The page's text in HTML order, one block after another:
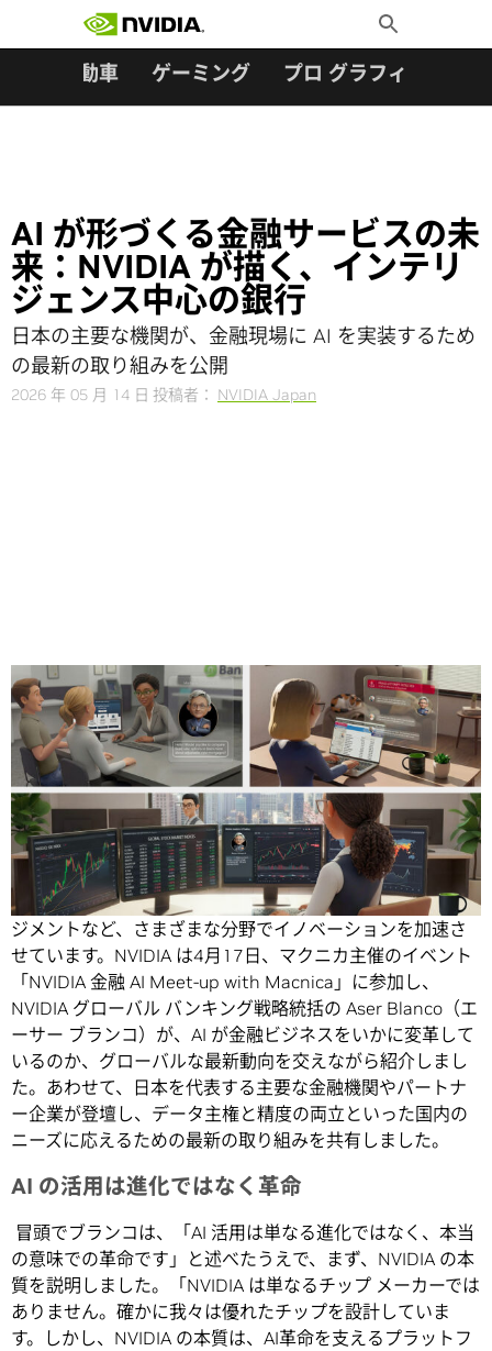
Toggle
Search
自動車 ゲーミング プロ グラフィックス
AI が形づくる金融サービスの未
来：NVIDIA が描く、インテリ
ジェンス中心の銀行
日本の主要な機関が、金融現場に AI を実装するため
の最新の取り組みを公開
2026 年 05 月 14 日 投稿者： NVIDIA Japan
Share
生成 AI は金融サービス業界に急速な変革をもたらしてお
り、不正検知やリスク管理、投資リサーチ、顧客エンゲー
ジメントなど、さまざまな分野でイノベーションを加速さ
せています。NVIDIA は4月17日、マクニカ主催のイベント
「NVIDIA 金融 AI Meet-up with Macnica」に参加し、
NVIDIA グローバル バンキング戦略統括の Aser Blanco（エ
ーサー ブランコ）が、AI が金融ビジネスをいかに変革して
いるのか、グローバルな最新動向を交えながら紹介しまし
た。あわせて、日本を代表する主要な金融機関やパートナ
ー企業が登壇し、データ主権と精度の両立といった国内の
ニーズに応えるための最新の取り組みを共有しました。
AI の活用は進化ではなく革命
冒頭でブランコは、「AI 活用は単なる進化ではなく、本当
の意味での革命です」と述べたうえで、まず、NVIDIA の本
質を説明しました。「NVIDIA は単なるチップ メーカーでは
ありません。確かに我々は優れたチップを設計していま
す。しかし、NVIDIA の本質は、AI革命を支えるプラットフ